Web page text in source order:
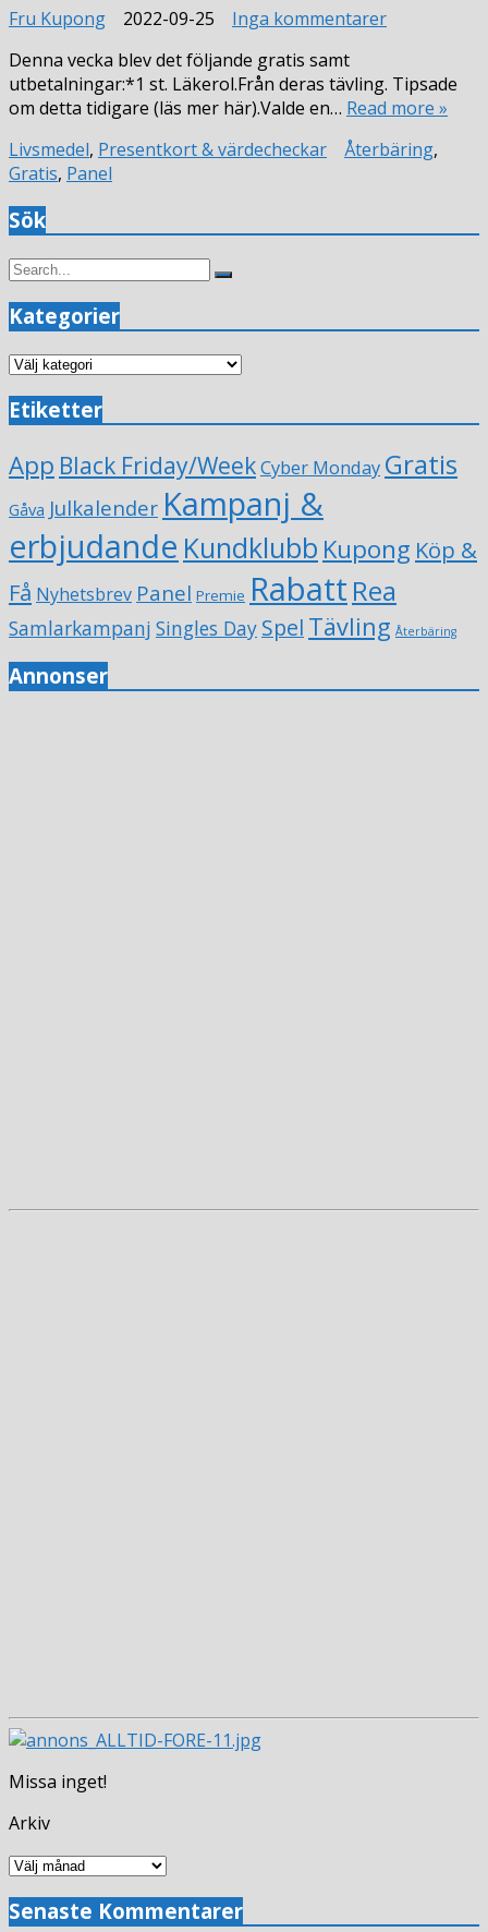
Fru Kupong 2022-09-25 Inga kommentarertill
Denna vecka blev det följande gratis samt
utbetalningar:*1 st. Läkerol.Från deras tävling. Tipsade
om detta tidigare (läs mer här).Valde en… Read more »
Livsmedel, Presentkort & värdecheckar Återbäring,
Gratis, Panel
Sök
Search
Search
Kategorier
Kategorier
Etiketter
App Black Friday/WeekCyber Monday Gratis
Gåva Julkalender Kampanj &
erbjudande Kundklubb Kupong Köp &
Få Nyhetsbrev Panel Premie Rabatt Rea
Samlarkampanj Singles Day Spel Tävling Återbäring
Annonser
Missa inget!
Arkiv
Arkiv
Senaste Kommentarer